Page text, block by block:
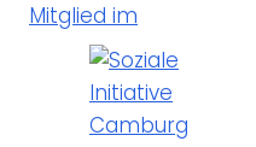
Mitglied im